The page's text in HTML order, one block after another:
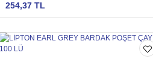
254,37 TL